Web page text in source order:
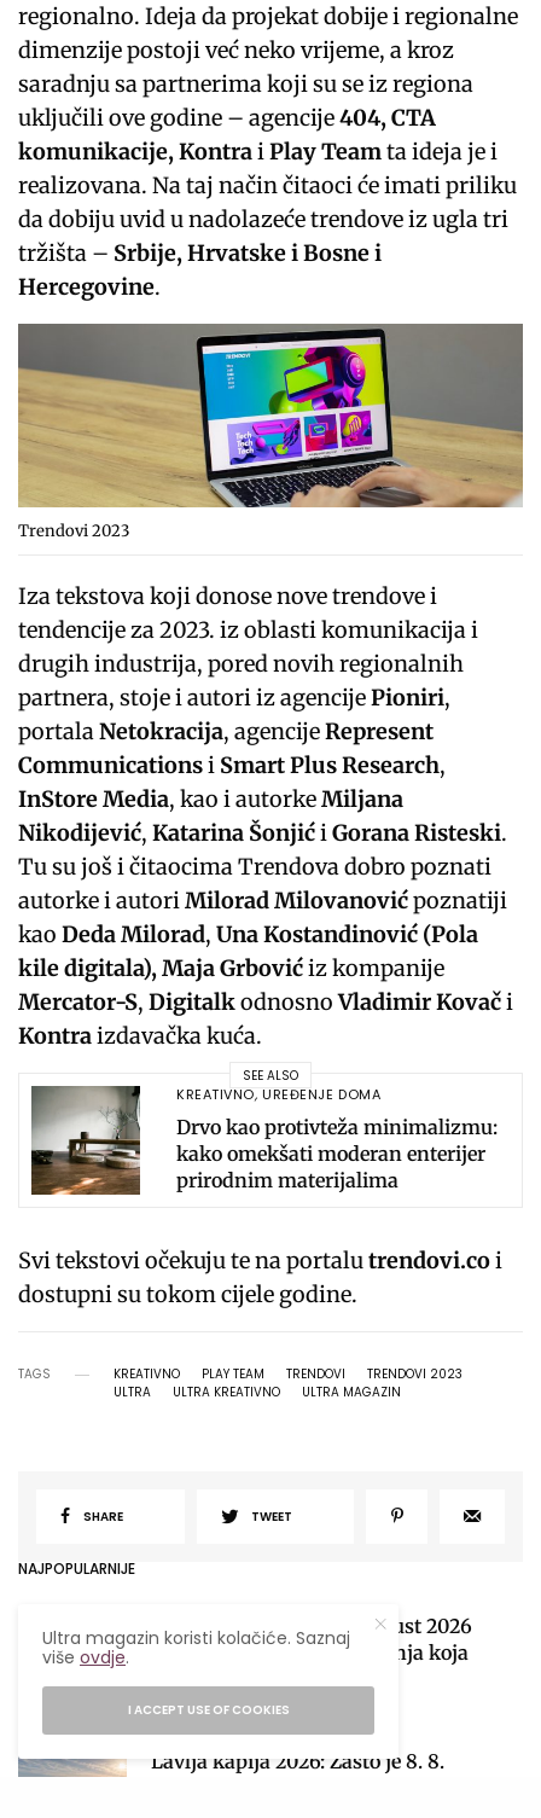
regionalno. Ideja da projekat dobije i regionalne
dimenzije postoji već neko vrijeme, a kroz
saradnju sa partnerima koji su se iz regiona
uključili ove godine – agencije404, CTA
komunikacije, KontraiPlay Teamta ideja je i
realizovana. Na taj način čitaoci će imati priliku
da dobiju uvid u nadolazeće trendove iz ugla tri
tržišta – Srbije, Hrvatske i Bosne i
Hercegovine.
Trendovi 2023
Iza tekstova koji donose nove trendove i
tendencije za 2023. iz oblasti komunikacija i
drugih industrija, pored novih regionalnih
partnera, stoje i autori iz agencijePioniri,
portalaNetokracija, agencijeRepresent
Communicationsi Smart Plus Research,
InStore Media, kao i autorkeMiljana
Nikodijević,Katarina ŠonjićiGorana Risteski.
Tu su još i čitaocima Trendova dobro poznati
autorke i autoriMilorad Milovanovićpoznatiji
kaoDeda Milorad,Una Kostandinović (Pola
kile digitala), Maja Grbovićiz kompanije
Mercator-S,DigitalkodnosnoVladimir Kovači
Kontraizdavačka kuća.
SEE ALSO
KREATIVNO,UREĐENJE DOMA
Drvo kao protivteža minimalizmu:
kako omekšati moderan enterijer
prirodnim materijalima
Svi tekstovi očekuju te na portalutrendovi.coi
dostupni su tokom cijele godine.
TAGS KREATIVNO PLAY TEAM TRENDOVI
TRENDOVI 2023
ULTRA
ULTRA KREATIVNO ULTRA MAGAZIN
SHARE TWEET
NAJPOPULARNIJE
Mjesečni horoskop za avgust 2026
obilježiće sezona pomračenja koja
05/08/2026 28 MINS READ
Lavlja kapija 2026: Zašto je 8. 8.
Ultra magazin koristi kolačiće. Saznaj
višeovdje.
I ACCEPT USE OF COOKIES